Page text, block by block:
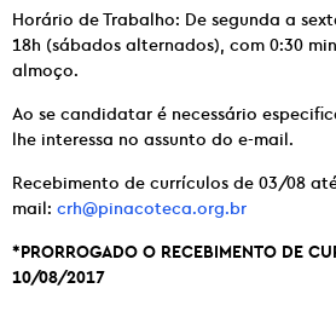
Horário de Trabalho: De segunda a
18h (sábados alternados), com 0:30
almoço.
Ao se candidatar é necessário
lhe interessa no assunto do e-mail.
Recebimento de currículos de 03/08
mail: crh@pinacoteca.org.br
*PRORROGADO O RECEBIMENTO DE
10/08/2017